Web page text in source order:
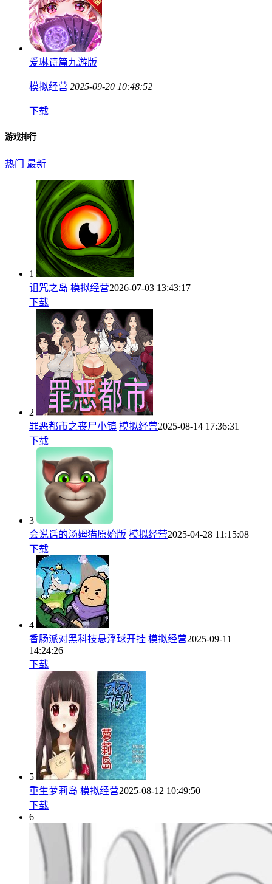
爱琳诗篇九游版
模拟经营|2025-09-20 10:48:52
下载
游戏排行
热门 最新
1
诅咒之岛 模拟经营2026-07-03 13:43:17
下载
2
罪恶都市之丧尸小镇 模拟经营2025-08-14 17:36:31
下载
3
会说话的汤姆猫原始版 模拟经营2025-04-28 11:15:08
下载
4
香肠派对黑科技悬浮球开挂 模拟经营2025-09-11
14:24:26
下载
5
重生萝莉岛 模拟经营2025-08-12 10:49:50
下载
6